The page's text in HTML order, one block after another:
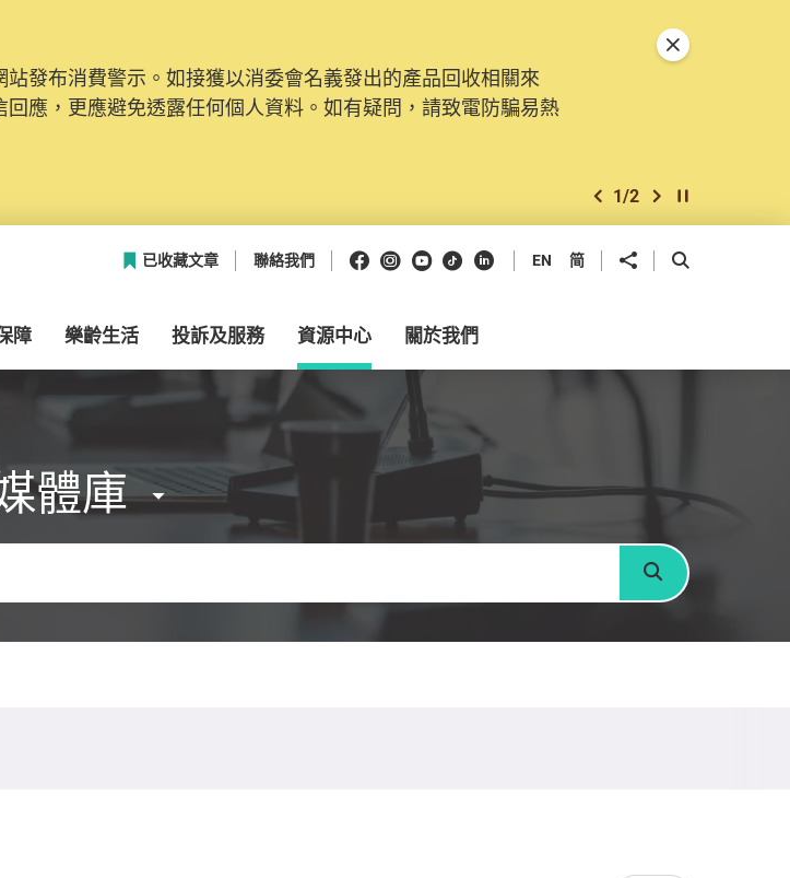
發布消費警示。如接獲以消委會名義發出的產品回收相關來
應，更應避免透露任何個人資料。如有疑問，請致電防騙易熱
理系統已經進行升級及推出新功能。由2025年11月10日起，
郵及電話）註冊帳戶，才可提交投訴、查詢及建議。所有提交
。
上一個
2/2 下一個開始/暫停幻燈
關閉特別通告
已收藏文章 聯絡我們 Facebook
Instagram
Youtube
抖音領英 EN 简 分享到 開啟搜尋框
障 樂齡生活 投訴及服務 資源中心 關於我們
體庫
搜尋